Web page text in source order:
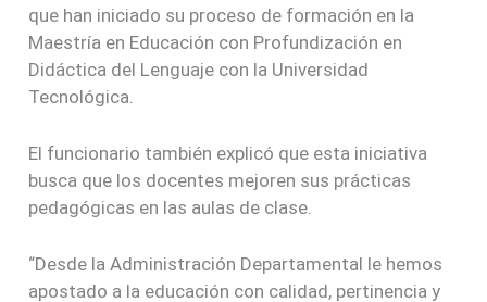
que han iniciado su proceso de formación en la
Maestría en Educación con Profundización en
Didáctica del Lenguaje con la Universidad
Tecnológica.
El funcionario también explicó que esta iniciativa
busca que los docentes mejoren sus prácticas
pedagógicas en las aulas de clase.
“Desde la Administración Departamental le hemos
apostado a la educación con calidad, pertinencia y